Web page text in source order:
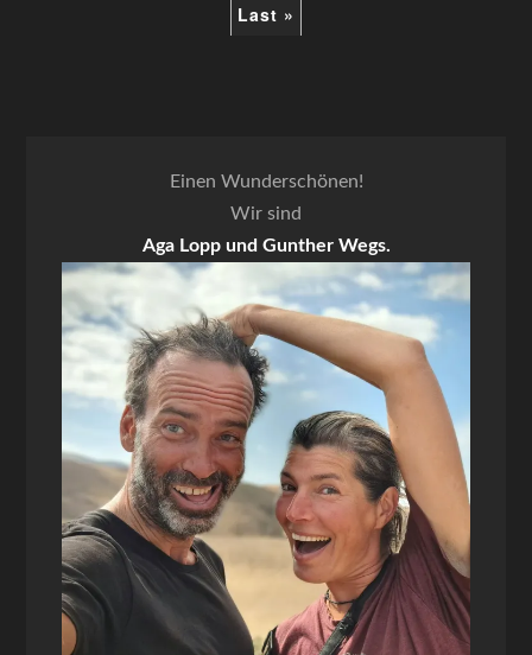
Last »
Einen Wunderschönen!
Wir sind
Aga Lopp und Gunther Wegs.